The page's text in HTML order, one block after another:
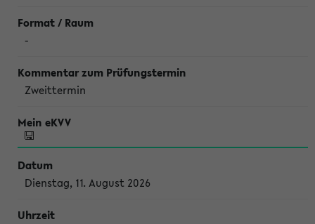
-
Zweittermin
Dienstag, 11. August 2026